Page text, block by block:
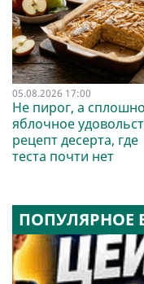
05.08.2026 17:00
Не пирог, а
яблочное
рецепт десерта, где
теста почти нет
ПОПУЛЯРНОЕ